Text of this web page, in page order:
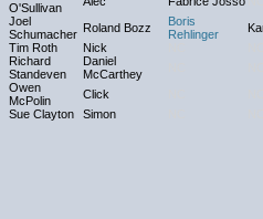
O'Sullivan
Joel
Schumacher Roland Bozz
Boris
Rehlinger
Tim Roth Nick
Richard
Standeven
Daniel
McCarthey
Owen
McPolin
Click
Sue Clayton Simon